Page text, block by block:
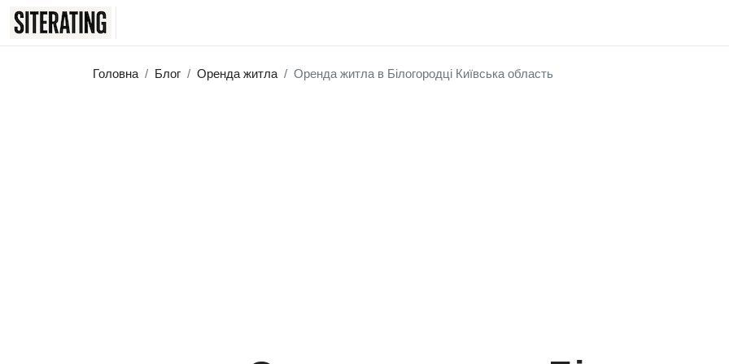
Головна Блог Оренда житла Оренда житла в Білогородці Київська область